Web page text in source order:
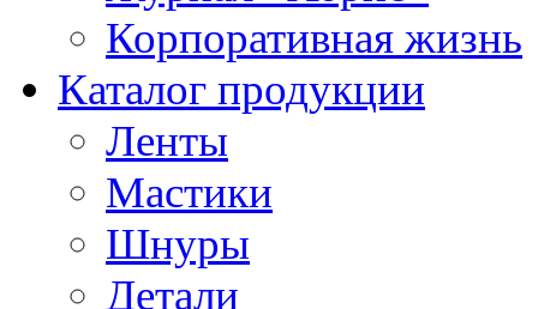
Корпоративная жизнь
Каталог продукции
Ленты
Мастики
Шнуры
Детали